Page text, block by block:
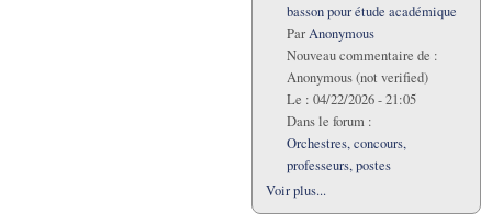
basson pour étude académique
ParAnonymous
Nouveau commentaire de :
Anonymous (not verified)
Le : 04/22/2026 - 21:05
Dans le forum :
Orchestres, concours,
professeurs, postes
Voir plus...